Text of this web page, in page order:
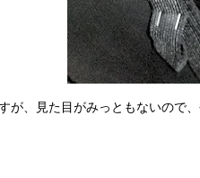
が、見た目がみっともないので